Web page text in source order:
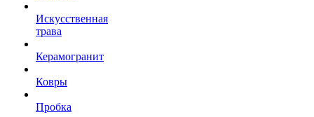
Искусственная
трава
Керамогранит
Ковры
Пробка